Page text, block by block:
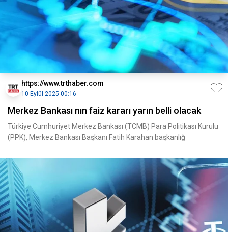
https://www.trthaber.com
10 Eylül 2025 00:16
Merkez Bankası nın faiz kararı yarın belli olacak
Türkiye Cumhuriyet Merkez Bankası (TCMB) Para Politikası Kurulu
(PPK), Merkez Bankası Başkanı Fatih Karahan başkanlığ